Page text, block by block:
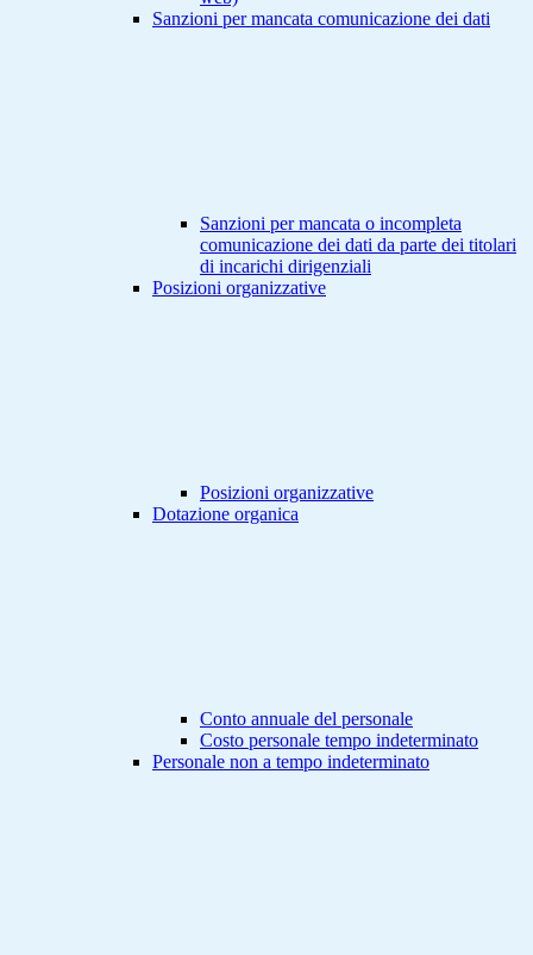
Sanzioni per mancata comunicazione dei dati
Sanzioni per mancata o incompleta
comunicazione dei dati da parte dei titolari
di incarichi dirigenziali
Posizioni organizzative
Posizioni organizzative
Dotazione organica
Conto annuale del personale
Costo personale tempo indeterminato
Personale non a tempo indeterminato